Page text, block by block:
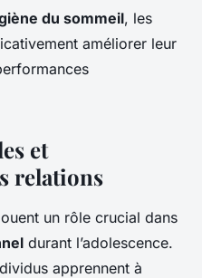
du sommeil, les
améliorer leur
et
relations
un rôle crucial dans
durant l’adolescence.
apprennent à